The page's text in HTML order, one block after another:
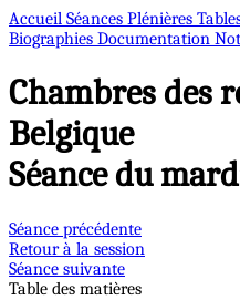
Accueil Séances Plénières
Biographies Documentation
Chambres des
Belgique
Séance du
Séance précédente
Retour à la session
Séance suivante
Table des matières